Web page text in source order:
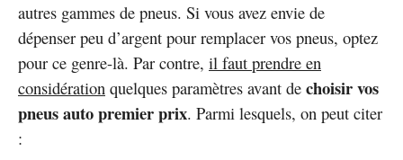
autres gammes de pneus. Si vous avez envie de
dépenser peu d’argent pour remplacer vos pneus, optez
pour ce genre-là. Par contre, il faut prendre en
considération quelques paramètres avant de choisir vos
pneus auto premier prix. Parmi lesquels, on peut citer
: